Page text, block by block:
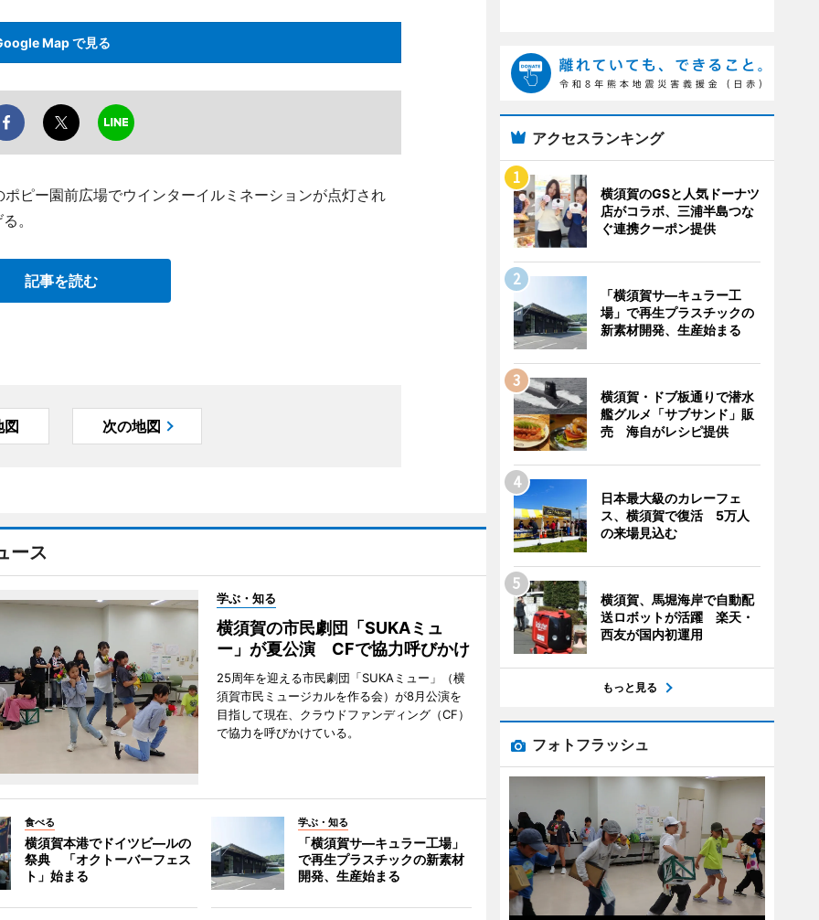
Map で見る
ピー園前広場でウインターイルミネーションが点灯され
。
記事を読む
図 次の地図
ース
学ぶ・知る
横須賀の市民劇団「SUKAミュ
ー」が夏公演 CFで協力呼びかけ
25周年を迎える市民劇団「SUKAミュー」（横
須賀市民ミュージカルを作る会）が8月公演を
目指して現在、クラウドファンディング（CF）
で協力を呼びかけている。
食べる
横須賀本港でドイツビ―ルの
祭典 「オクトーバーフェス
ト」始まる
学ぶ・知る
「横須賀サ―キュラー工場」
で再生プラスチックの新素材
開発、生産始まる
アクセスランキング
横須賀のGSと人気ドーナツ
店がコラボ、三浦半島つな
ぐ連携クーポン提供
「横須賀サ―キュラー工
場」で再生プラスチックの
新素材開発、生産始まる
横須賀・ドブ板通りで潜水
艦グルメ「サブサンド」販
売 海自がレシピ提供
日本最大級のカレーフェ
ス、横須賀で復活 5万人
の来場見込む
横須賀、馬堀海岸で自動配
送ロボットが活躍 楽天・
西友が国内初運用
もっと見る
フォトフラッシュ